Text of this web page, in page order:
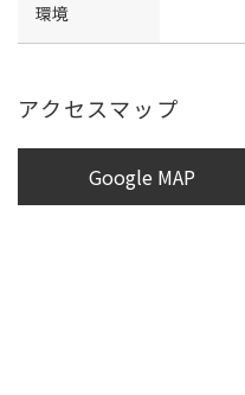
環境
アクセスマップ
Google MAP